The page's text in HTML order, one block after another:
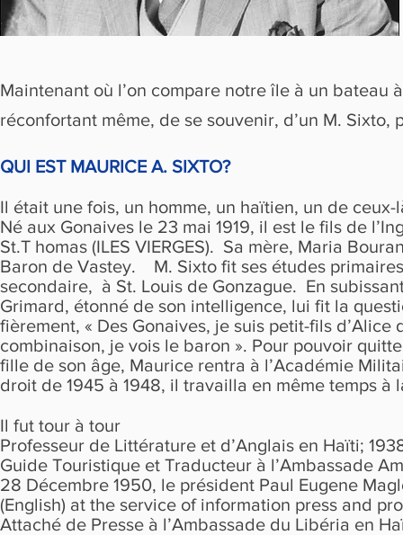
Maintenant où l’on compare notre île à un
réconfortant même, de se souvenir, d’un M. Sixto,
QUI EST MAURICE A. SIXTO?
Il était une fois, un homme, un haïtien, un de
Né aux Gonaives le 23 mai 1919, il est le fils de
St.T homas (ILES VIERGES). Sa mère, Maria
Baron de Vastey. M. Sixto fit ses études
secondaire, à St. Louis de Gonzague. En
Grimard, étonné de son intelligence, lui fit la
fièrement, « Des Gonaives, je suis petit-fils
combinaison, je vois le baron ». Pour pouvoir
fille de son âge, Maurice rentra à l’Académie
droit de 1945 à 1948, il travailla en même temps
Il fut tour à tour
Professeur de Littérature et d’Anglais en Haïti;
Guide Touristique et Traducteur à l’Ambassade
28 Décembre 1950, le président Paul Eugene
(English) at the service of information press and
Attaché de Presse à l’Ambassade du Libéria en